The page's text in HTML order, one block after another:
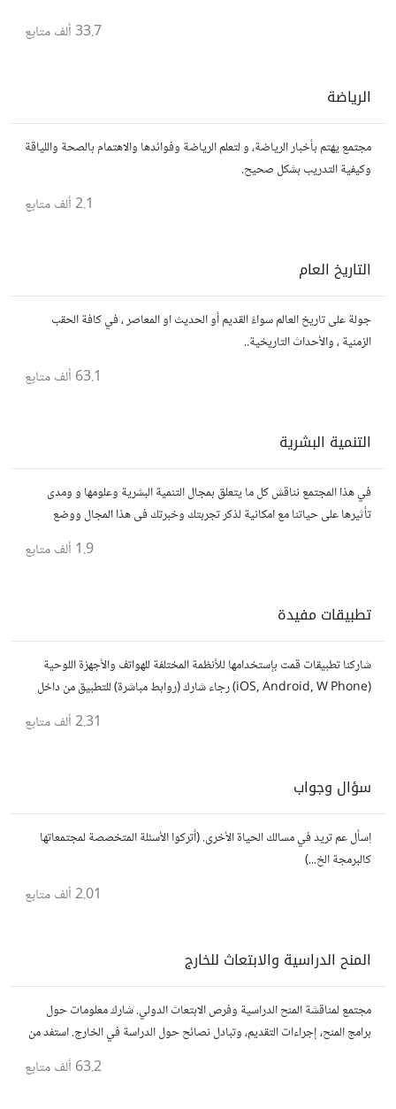
33.7 ألف متابع
الرياضة
مجتمع يهتم بأخبار الرياضة، و لتعلم الرياضة وفوائدها والاهتمام بالصحة واللياقة
وكيفية التدريب بشكل صحيح.
2.1 ألف متابع
التاريخ العام
جولة على تاريخ العالم سواءً القديم أو الحديث او المعاصر ، في كافة الحقب
الزمنية ، والأحداث التاريخية..
63.1 ألف متابع
التنمية البشرية
في هذا المجتمع نناقش كل ما يتعلق بمجال التنمية البشرية وعلومها و ومدى
تأثيرها على حياتنا مع امكانية لذكر تجربتك وخبرتك فى هذا المجال ووضع
مقالات وروابط وفيديوهات مفيدة تعمل على التحفيز والنجاح والتقدم
1.9 ألف متابع
تطبيقات مفيدة
شاركنا تطبيقات قمت بإستخدامها للأنظمة المختلفة للهواتف والأجهزة اللوحية
(iOS, Android, W Phone) رجاء شارك (روابط مباشرة) للتطبيق من داخل
المتجر..إلا في حالة وجود عدة تطبيقات أو شرح مطول شاركها كموضوع
2.31 ألف متابع
سؤال وجواب
اِسأل عم تريد في مسالك الحياة الأخرى. (أتركوا الأسئلة المتخصصة لمجتمعاتها
كالبرمجة الخ...)
2.01 ألف متابع
المنح الدراسية والابتعاث للخارج
مجتمع لمناقشة المنح الدراسية وفرص الابتعاث الدولي. شارك معلومات حول
برامج المنح، إجراءات التقديم، وتبادل نصائح حول الدراسة في الخارج. استفد من
63.2 ألف متابع